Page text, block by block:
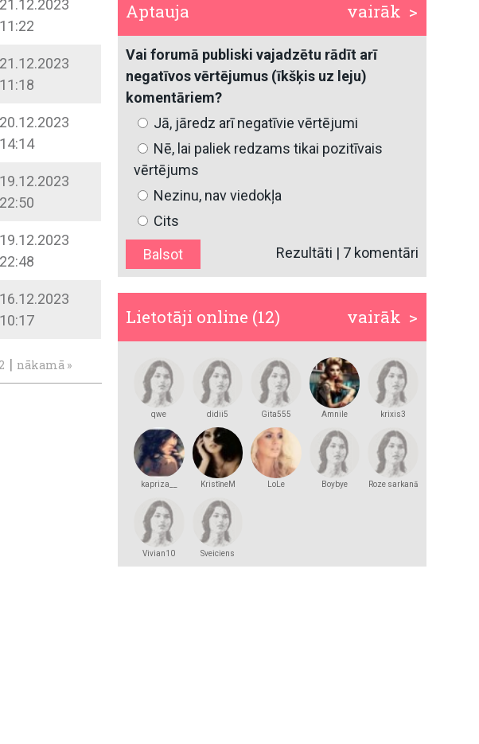
21.12.2023
11:22
21.12.2023
11:18
20.12.2023
14:14
19.12.2023
22:50
19.12.2023
22:48
16.12.2023
10:17
| nākamā »
vairāk >
Aptauja
Vai forumā publiski vajadzētu rādīt arī
negatīvos vērtējumus (īkšķis uz leju)
komentāriem?
Jā, jāredz arī negatīvie vērtējumi
Nē, lai paliek redzams tikai pozitīvais
vērtējums
Nezinu, nav viedokļa
Cits
Rezultāti | 7 komentāri
vairāk >
Lietotāji online (12)
qwe didii5 Gita555 Amnile krixis3
kapriza__ KristīneM LoLe Boybye Roze sarkanā
Vivian10 Sveiciens